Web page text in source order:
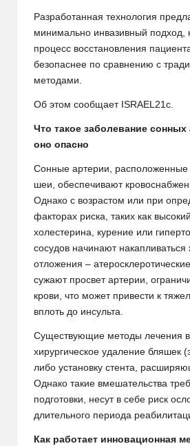
Разработанная технология
минимально инвазивный подход,
процесс восстановления
безопаснее по сравнению с
методами.
Об этом сообщает ISRAEL21c.
Что такое заболевание
оно опасно
Сонные артерии, расположенные
шеи, обеспечивают
Однако с возрастом или при
факторах риска, таких как
холестерина, курение или
сосудов начинают
отложения –
сужают просвет артерии,
крови, что может привести к
вплоть до инсульта.
Существующие методы лечения
хирургическое удаление бляшек
либо установку стента,
Однако такие вмешательства
подготовки, несут в себе риск
длительного периода
Как работает инновационная